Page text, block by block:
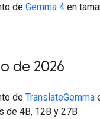
de Gemma 4 en
de 2026
de TranslateGemma
de 4B, 12B y 27B